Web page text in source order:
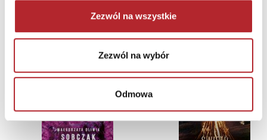
Zezwól na wszystkie
Zezwól na wybór
Odmowa
NAJCZĘŚCIEJ KUPOWANE
Wyłączność
TOP 100
Wyłączność